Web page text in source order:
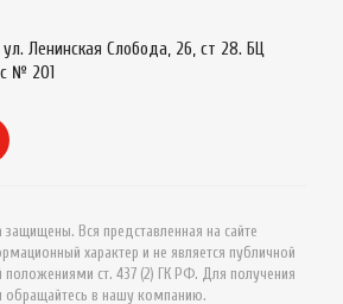
Ленинская Слобода, 26, ст 28. БЦ
№ 201
Вся представленная на сайте
характер и не является публичной
ст. 437 (2) ГК РФ. Для получения
в нашу компанию.